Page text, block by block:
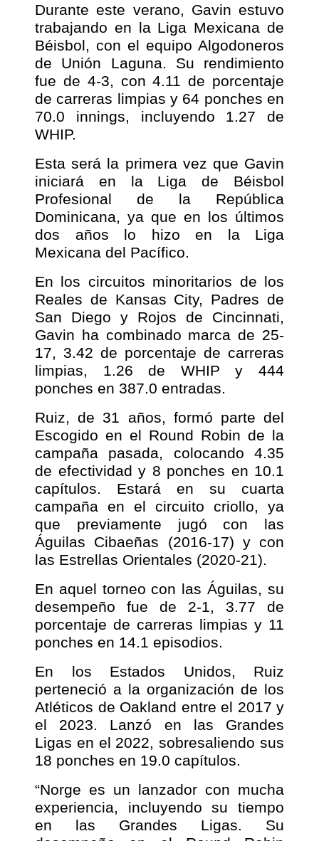
Durante este verano, Gavin estuvo
trabajando en la Liga Mexicana de
Béisbol, con el equipo Algodoneros
de Unión Laguna. Su rendimiento
fue de 4-3, con 4.11 de porcentaje
de carreras limpias y 64 ponches en
70.0 innings, incluyendo 1.27 de
WHIP.
Esta será la primera vez que Gavin
iniciará en la Liga de Béisbol
Profesional de la República
Dominicana, ya que en los últimos
dos años lo hizo en la Liga
Mexicana del Pacífico.
En los circuitos minoritarios de los
Reales de Kansas City, Padres de
San Diego y Rojos de Cincinnati,
Gavin ha combinado marca de 25-
17, 3.42 de porcentaje de carreras
limpias, 1.26 de WHIP y 444
ponches en 387.0 entradas.
Ruiz, de 31 años, formó parte del
Escogido en el Round Robin de la
campaña pasada, colocando 4.35
de efectividad y 8 ponches en 10.1
capítulos. Estará en su cuarta
campaña en el circuito criollo, ya
que previamente jugó con las
Águilas Cibaeñas (2016-17) y con
las Estrellas Orientales (2020-21).
En aquel torneo con las Águilas, su
desempeño fue de 2-1, 3.77 de
porcentaje de carreras limpias y 11
ponches en 14.1 episodios.
En los Estados Unidos, Ruiz
perteneció a la organización de los
Atléticos de Oakland entre el 2017 y
el 2023. Lanzó en las Grandes
Ligas en el 2022, sobresaliendo sus
18 ponches en 19.0 capítulos.
“Norge es un lanzador con mucha
experiencia, incluyendo su tiempo
en las Grandes Ligas. Su